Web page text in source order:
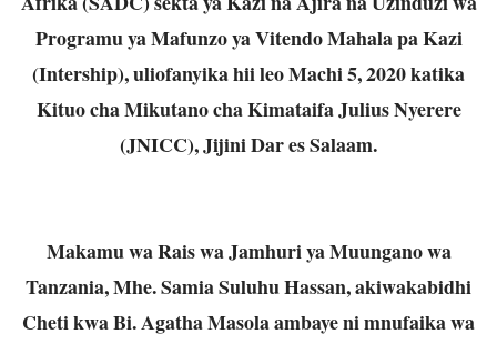
Programu ya Mafunzo ya Vitendo Mahala pa Kazi
(Intership), uliofanyika hii leo Machi 5, 2020 katika
Kituo cha Mikutano cha Kimataifa Julius Nyerere
(JNICC), Jijini Dar es Salaam.
Makamu wa Rais wa Jamhuri ya Muungano wa
Tanzania, Mhe. Samia Suluhu Hassan, akiwakabidhi
Cheti kwa Bi. Agatha Masola ambaye ni mnufaika wa